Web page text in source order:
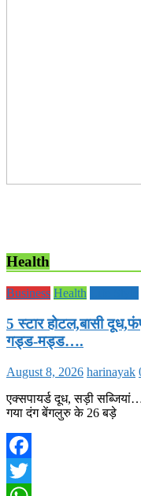
Health
Business Health
5 स्टार होटल,बासी
गड्ड-मड्ड….
August 8, 2026 harinayak
एक्सपायर्ड दूध, सड़ी
गया दंग बेंगलुरु के 26 बड़े
Facebook